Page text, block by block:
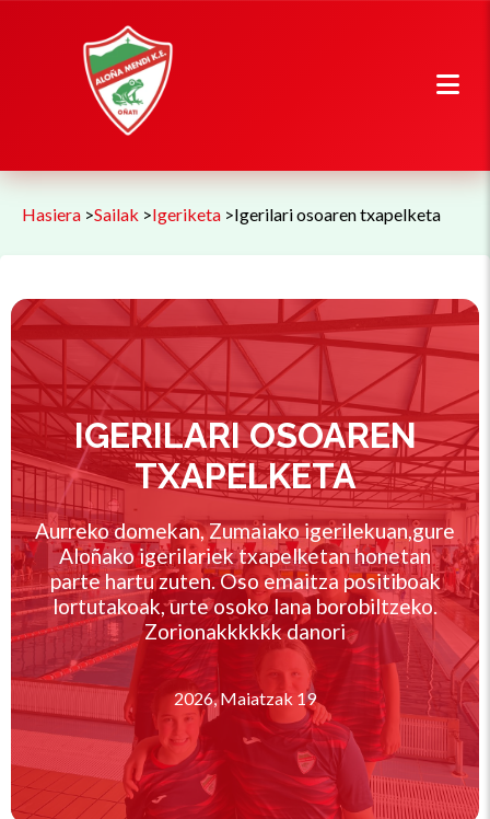
Hasiera >Sailak >Igeriketa >Igerilari osoaren txapelketa
IGERILARI OSOAREN
TXAPELKETA
Aurreko domekan, Zumaiako igerilekuan,gure
Aloñako igerilariek txapelketan honetan
parte hartu zuten. Oso emaitza positiboak
lortutakoak, urte osoko lana borobiltzeko.
Zorionakkkkkk danori
2026, Maiatzak 19